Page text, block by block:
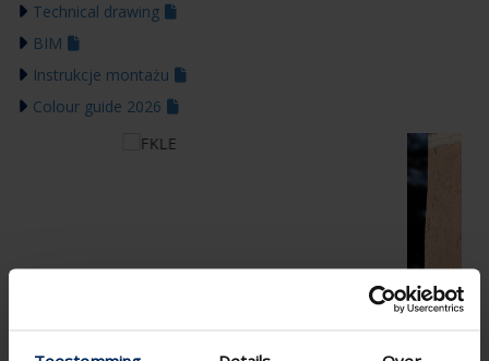
Technical drawing
BIM
Instrukcje montażu
Colour guide 2026